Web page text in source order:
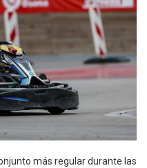
más regular durante las